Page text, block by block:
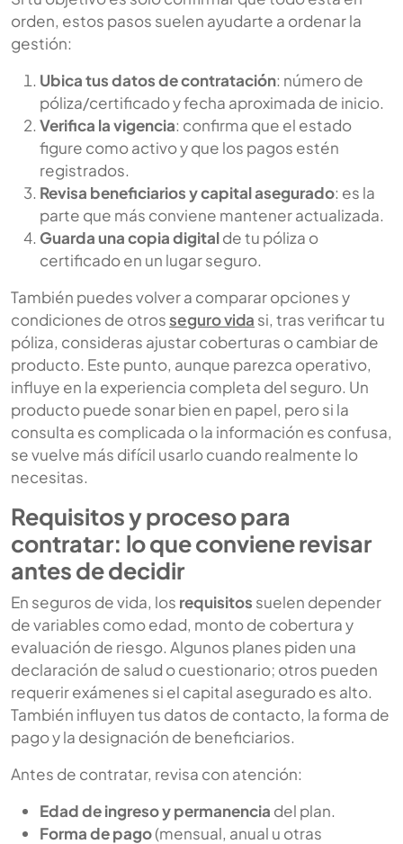
orden, estos pasos suelen ayudarte a ordenar la
gestión:
Ubica tus datos de contratación: número de
póliza/certificado y fecha aproximada de inicio.
Verifica la vigencia: confirma que el estado
figure como activo y que los pagos estén
registrados.
Revisa beneficiarios y capital asegurado: es la
parte que más conviene mantener actualizada.
Guarda una copia digitalde tu póliza o
certificado en un lugar seguro.
También puedes volver a comparar opciones y
condiciones de otrosseguro vida si, tras verificar tu
póliza, consideras ajustar coberturas o cambiar de
producto. Este punto, aunque parezca operativo,
influye en la experiencia completa del seguro. Un
producto puede sonar bien en papel, pero si la
consulta es complicada o la información es confusa,
se vuelve más difícil usarlo cuando realmente lo
necesitas.
Requisitos y proceso para
contratar: lo que conviene revisar
antes de decidir
En seguros de vida, los requisitos suelen depender
de variables como edad, monto de cobertura y
evaluación de riesgo. Algunos planes piden una
declaración de salud o cuestionario; otros pueden
requerir exámenes si el capital asegurado es alto.
También influyen tus datos de contacto, la forma de
pago y la designación de beneficiarios.
Antes de contratar, revisa con atención:
Edad de ingreso y permanencia del plan.
Forma de pago(mensual, anual u otras